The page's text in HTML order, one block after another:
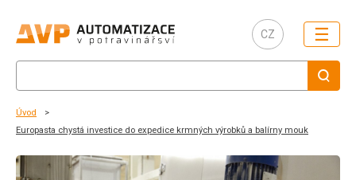
CZ ☰
Úvod
Europasta chystá investice do expedice krmných výrobků a balírny mouk